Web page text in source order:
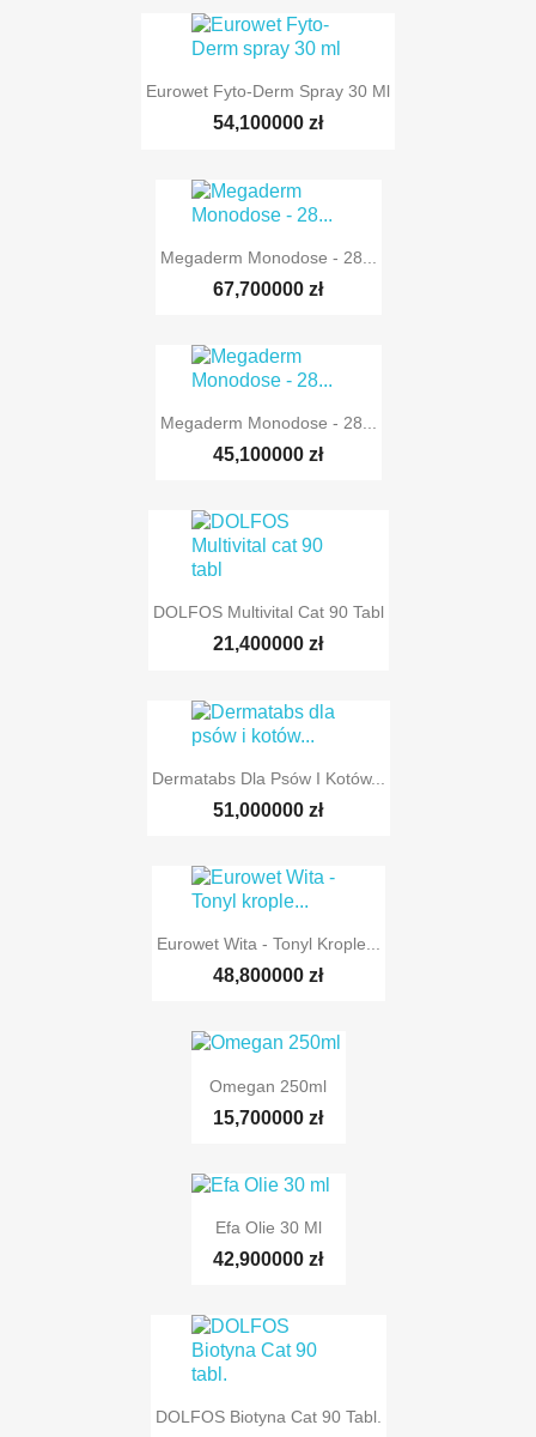
Eurowet Fyto-Derm Spray 30 Ml
54,100000 zł
Megaderm Monodose - 28...
67,700000 zł
Megaderm Monodose - 28...
45,100000 zł
DOLFOS Multivital Cat 90 Tabl
21,400000 zł
Dermatabs Dla Psów I Kotów...
51,000000 zł
Eurowet Wita - Tonyl Krople...
48,800000 zł
Omegan 250ml
15,700000 zł
Efa Olie 30 Ml
42,900000 zł
DOLFOS Biotyna Cat 90 Tabl.